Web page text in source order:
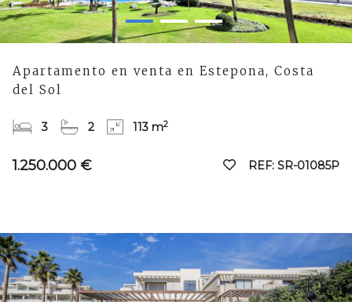
Apartamento en venta en Estepona, Costa
del Sol
3 2 113 m2
1.250.000 € REF: SR-01085P